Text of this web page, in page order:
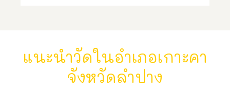
แนะนำวัดในอำเภอเกาะคา
จังหวัดลำปาง